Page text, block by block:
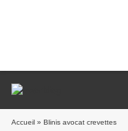
Accueil » Blinis avocat crevettes